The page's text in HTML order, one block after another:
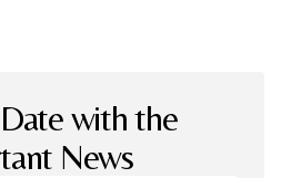
with the
News